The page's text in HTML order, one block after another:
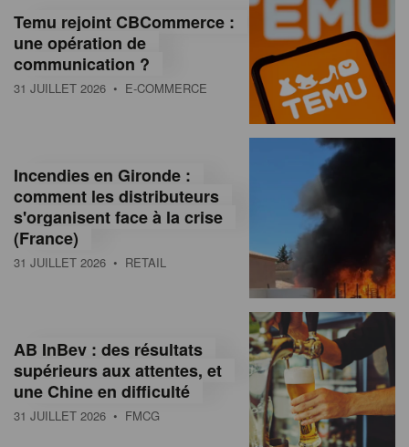
M
a
g
n
e
n
o
Temu rejoint CBCommerce :
une opération de
communication ?
31 JUILLET 2026 • E-COMMERCE
Incendies en Gironde :
comment les distributeurs
s'organisent face à la crise
(France)
31 JUILLET 2026 • RETAIL
AB InBev : des résultats
supérieurs aux attentes, et
une Chine en difficulté
31 JUILLET 2026 • FMCG